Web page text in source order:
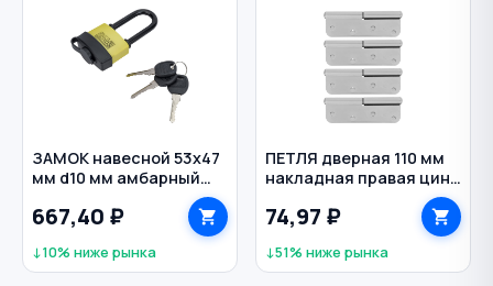
ЗАМОК навесной 53х47
мм d10 мм амбарный
06/50-L 2014 ШЛОСС
667,40 ₽
↓10% ниже рынка
ПЕТЛЯ дверная 110 мм
накладная правая цинк
74,97 ₽
↓51% ниже рынка